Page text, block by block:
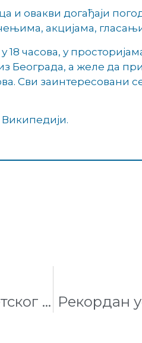
и овакви догађаји
акцијама,
часова, у
Београда, а желе да
Сви заинтересовани
Википедији.
Уређивачки маратон поводом Светског дана избеглица